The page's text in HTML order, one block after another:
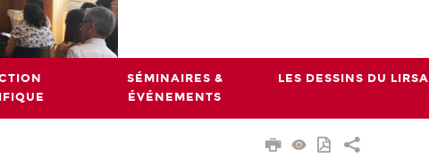
SÉMINAIRES &
ÉVÉNEMENTS
LES DESSINS DU LIRSA